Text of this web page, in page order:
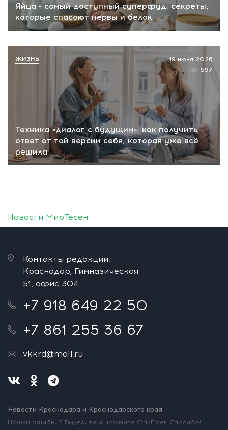
Яйца - самый доступный суперфуд: секреты,
которые спасают нервы и белок
Техника «диалог с будущим»: как получить
ответ от той версии себя, которая уже всё
решила
19 июля 2026
597
ЖИЗНЬ
Новости МирТесен
Контакты редакции:
Краснодар, Гимназическая
51, офис 304
+7 918 649 22 50
+7 861 255 36 67
vkkrd@mail.ru
Новости Краснодара и Краснодарского края
Нашли ошибку? Выделите и нажмите Ctrl+Enter. Спасибо!